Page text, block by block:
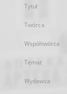
Tytuł
Twórca
Współtwórca
Temat
Wydawca